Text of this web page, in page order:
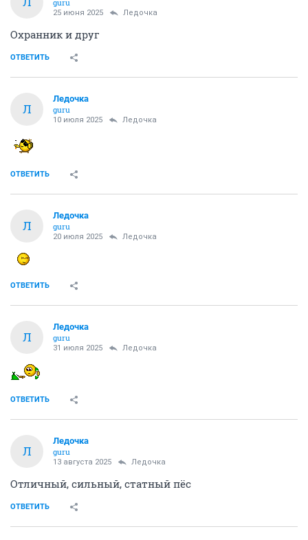
guru
25 июня 2025 Ледочка
Охранник и друг
ОТВЕТИТЬ
Л
Ледочка
guru
10 июля 2025 Ледочка
ОТВЕТИТЬ
Л
Ледочка
guru
20 июля 2025 Ледочка
ОТВЕТИТЬ
Л
Ледочка
guru
31 июля 2025 Ледочка
ОТВЕТИТЬ
Л
Ледочка
guru
13 августа 2025 Ледочка
Отличный, сильный, статный пёс
ОТВЕТИТЬ